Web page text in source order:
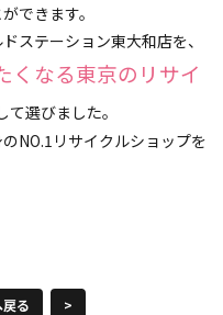
できます。
ステーション東大和店を、
くなる東京のリサイ
選びました。
NO.1リサイクルショップを
る >